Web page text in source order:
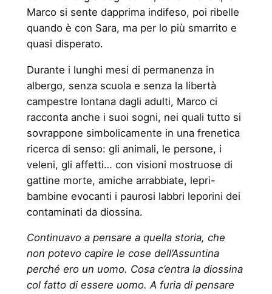
Marco si sente dapprima indifeso, poi ribelle
quando è con Sara, ma per lo più smarrito e
quasi disperato.
Durante i lunghi mesi di permanenza in
albergo, senza scuola e senza la libertà
campestre lontana dagli adulti, Marco ci
racconta anche i suoi sogni, nei quali tutto si
sovrappone simbolicamente in una frenetica
ricerca di senso: gli animali, le persone, i
veleni, gli affetti… con visioni mostruose di
gattine morte, amiche arrabbiate, lepri-
bambine evocanti i paurosi labbri leporini dei
contaminati da diossina.
Continuavo a pensare a quella storia, che
non potevo capire le cose dell’Assuntina
perché ero un uomo. Cosa c’entra la diossina
col fatto di essere uomo. A furia di pensare